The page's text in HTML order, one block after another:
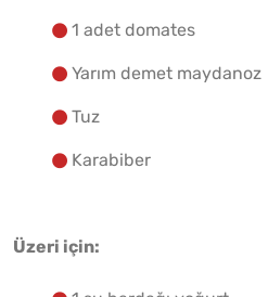
1 adet domates
Yarım demet maydanoz
Tuz
Karabiber
Üzeri için: